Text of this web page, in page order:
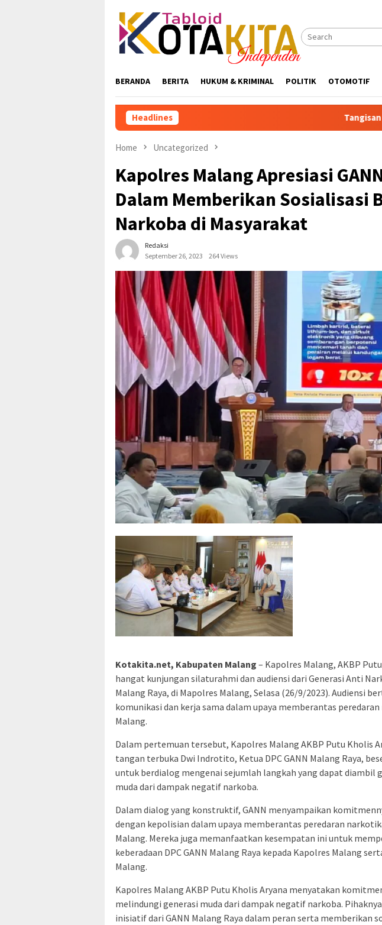
content
BERANDA BERITA HUKUM & KRIMINAL POLITIK OTOMOTIF
Headlines Tangisan Gaza di Tengah
Home Uncategorized
Kapolres Malang Apresiasi
Dalam Memberikan Sosialisasi
Narkoba di Masyarakat
Redaksi
September 26, 2023
264 Views
Kotakita.net, Kabupaten Malang – Kapolres Malang, AKBP
hangat kunjungan silaturahmi dan audiensi dari Generasi Anti
Malang Raya, di Mapolres Malang, Selasa (26/9/2023). Audiensi
komunikasi dan kerja sama dalam upaya memberantas
Malang.
Dalam pertemuan tersebut, Kapolres Malang AKBP Putu Kholis
tangan terbuka Dwi Indrotito, Ketua DPC GANN Malang Raya,
untuk berdialog mengenai sejumlah langkah yang dapat diambil
muda dari dampak negatif narkoba.
Dalam dialog yang konstruktif, GANN menyampaikan
dengan kepolisian dalam upaya memberantas peredaran
Malang. Mereka juga memanfaatkan kesempatan ini untuk
keberadaan DPC GANN Malang Raya kepada Kapolres Malang
Malang.
Kapolres Malang AKBP Putu Kholis Aryana menyatakan
melindungi generasi muda dari dampak negatif narkoba.
inisiatif dari GANN Malang Raya dalam peran serta memberikan